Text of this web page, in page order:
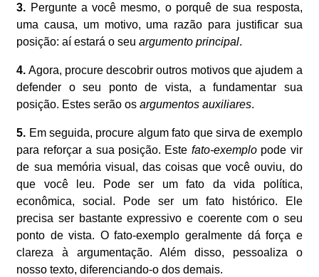
3. Pergunte a você mesmo, o porquê de sua resposta,
uma causa, um motivo, uma razão para justificar sua
posição: aí estará o seuargumento principal.
4. Agora, procure descobrir outros motivos que ajudem a
defender o seu ponto de vista, a fundamentar sua
posição. Estes serão osargumentos auxiliares.
5. Em seguida, procure algum fato que sirva de exemplo
para reforçar a sua posição. Este fato-exemplopode vir
de sua memória visual, das coisas que você ouviu, do
que você leu. Pode ser um fato da vida política,
econômica, social. Pode ser um fato histórico. Ele
precisa ser bastante expressivo e coerente com o seu
ponto de vista. O fato-exemplo geralmente dá força e
clareza à argumentação. Além disso, pessoaliza o
nosso texto, diferenciando-o dos demais.